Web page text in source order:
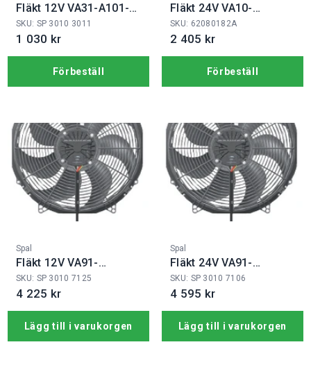
Fläkt 12V VA31-A101-
46A
SKU: SP 3010 3011
1 030 kr
Förbeställ
Fläkt 24V VA10-
BP50/C-61A
SKU: 62080182A
2 405 kr
Förbeställ
Fabrikat:
Spal
Fläkt 12V VA91-
ABL326P/N-65A
SKU: SP 3010 7125
4 225 kr
Lägg till i varukorgen
Fabrikat:
Spal
Fläkt 24V VA91-
BBL341PRAN-65A
SKU: SP 3010 7106
4 595 kr
Lägg till i varukorgen